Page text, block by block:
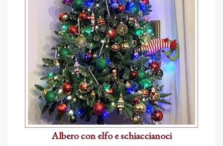
Albero con elfo e schiaccianoci